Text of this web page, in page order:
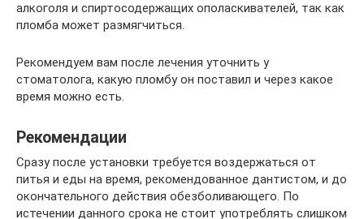
алкоголя и спиртосодержащих ополаскивателей, так как
пломба может размягчиться.
Рекомендуем вам после лечения уточнить у
стоматолога, какую пломбу он поставил и через какое
время можно есть.
Рекомендации
Сразу после установки требуется воздержаться от
питья и еды на время, рекомендованное дантистом, и до
окончательного действия обезболивающего. По
истечении данного срока не стоит употреблять слишком